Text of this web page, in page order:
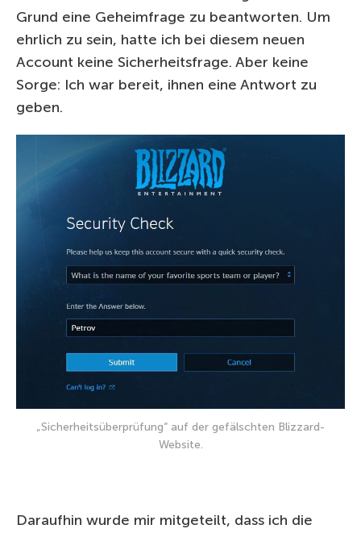
Grund eine Geheimfrage zu beantworten. Um
ehrlich zu sein, hatte ich bei diesem neuen
Account keine Sicherheitsfrage. Aber keine
Sorge: Ich war bereit, ihnen eine Antwort zu
geben.
„Sicherheitsüberprüfung“ auf der gefälschten Blizzard-
Website.
Daraufhin wurde mir mitgeteilt, dass ich die